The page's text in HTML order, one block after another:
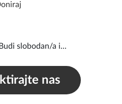
slobodan/a i...
nas